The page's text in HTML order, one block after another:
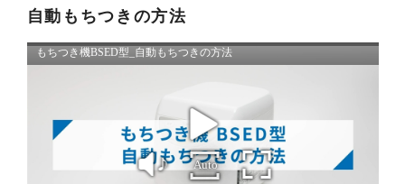
本サイトに情報を掲載する際には、細心の注意を払
証せず、また責任を負うものではありません。あら
・掲載された情報が全て正確であり、有用であり、
安全であること。
・掲載された情報が常に最新のものであること。
・本サイトをご利用になったこと、またはご利用に
自動もちつきの方法